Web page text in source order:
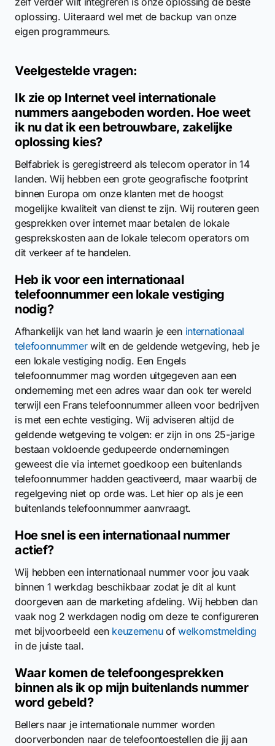
oplossing. Uiteraard wel met de backup van onze
eigen programmeurs.
Veelgestelde vragen:
Ik zie op Internet veel internationale
nummers aangeboden worden. Hoe weet
ik nu dat ik een betrouwbare, zakelijke
oplossing kies?
Belfabriek is geregistreerd als telecom operator in 14
landen. Wij hebben een grote geografische footprint
binnen Europa om onze klanten met de hoogst
mogelijke kwaliteit van dienst te zijn. Wij routeren geen
gesprekken over internet maar betalen de lokale
gesprekskosten aan de lokale telecom operators om
dit verkeer af te handelen.
Heb ik voor een internationaal
telefoonnummer een lokale vestiging
nodig?
Afhankelijk van het land waarin je een internationaal
telefoonnummerwilt en de geldende wetgeving, heb je
een lokale vestiging nodig. Een Engels
telefoonnummer mag worden uitgegeven aan een
onderneming met een adres waar dan ook ter wereld
terwijl een Frans telefoonnummer alleen voor bedrijven
is met een echte vestiging. Wij adviseren altijd de
geldende wetgeving te volgen: er zijn in ons 25-jarige
bestaan voldoende gedupeerde ondernemingen
geweest die via internet goedkoop een buitenlands
telefoonnummer hadden geactiveerd, maar waarbij de
regelgeving niet op orde was. Let hier op als je een
buitenlands telefoonnummer aanvraagt.
Hoe snel is een internationaal nummer
actief?
Wij hebben een internationaal nummer voor jou vaak
binnen 1 werkdag beschikbaar zodat je dit al kunt
doorgeven aan de marketing afdeling. Wij hebben dan
vaak nog 2 werkdagen nodig om deze te configureren
met bijvoorbeeld een keuzemenuofwelkomstmelding
in de juiste taal.
Waar komen de telefoongesprekken
binnen als ik op mijn buitenlands nummer
word gebeld?
Bellers naar je internationale nummer worden
doorverbonden naar de telefoontoestellen die jij aan